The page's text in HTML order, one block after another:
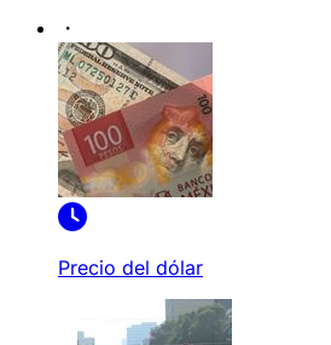
Precio del dólar